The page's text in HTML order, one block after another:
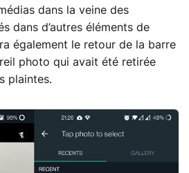
dans la veine des
dans d’autres éléments de
également le retour de la barre
photo qui avait été retirée
plaintes.